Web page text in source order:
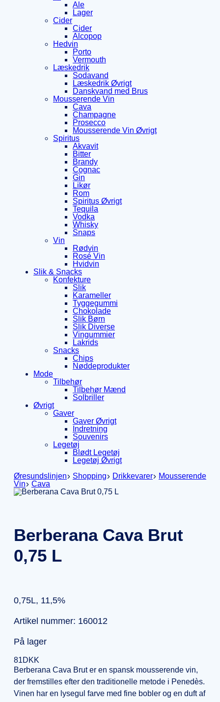
Ale
Lager
Cider
Cider
Alcopop
Hedvin
Porto
Vermouth
Læskedrik
Sodavand
Læskedrik Øvrigt
Danskvand med Brus
Mousserende Vin
Cava
Champagne
Prosecco
Mousserende Vin Øvrigt
Spiritus
Akvavit
Bitter
Brandy
Cognac
Gin
Likør
Rom
Spiritus Øvrigt
Tequila
Vodka
Whisky
Snaps
Vin
Rødvin
Rosé Vin
Hvidvin
Slik & Snacks
Konfekture
Slik
Karameller
Tyggegummi
Chokolade
Slik Børn
Slik Diverse
Vingummier
Lakrids
Snacks
Chips
Nøddeprodukter
Mode
Tilbehør
Tilbehør Mænd
Solbriller
Øvrigt
Gaver
Gaver Øvrigt
Indretning
Souvenirs
Legetøj
Blødt Legetøj
Legetøj Øvrigt
Øresundslinjen
Shopping Drikkevarer
Mousserende
Vin
Cava
Berberana Cava Brut
0,75 L
0,75L, 11,5%
Artikel nummer: 160012
På lager
81DKK
Berberana Cava Brut er en spansk mousserende vin,
der fremstilles efter den traditionelle metode i Penedès.
Vinen har en lysegul farve med fine bobler og en duft af